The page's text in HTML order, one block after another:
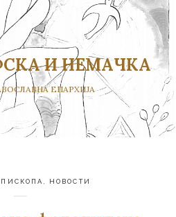
И НЕМАЧКА
ЕПАРХИЈА
НОВОСТИ